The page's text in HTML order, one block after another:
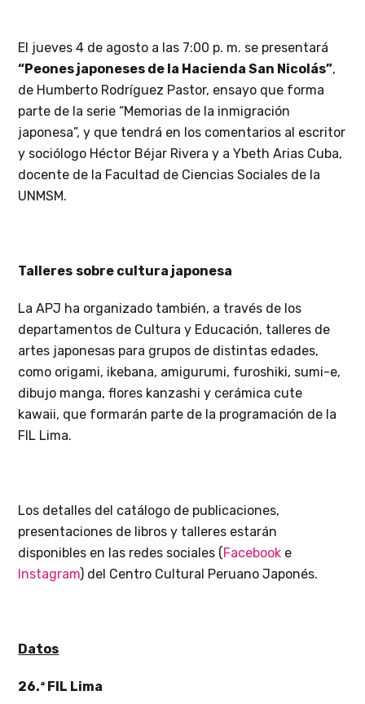
El jueves 4 de agosto a las 7:00 p. m. se presentará
“Peones japoneses de la Hacienda San Nicolás”,
de Humberto Rodríguez Pastor, ensayo que forma
parte de la serie “Memorias de la inmigración
japonesa”, y que tendrá en los comentarios al escritor
y sociólogo Héctor Béjar Rivera y a Ybeth Arias Cuba,
docente de la Facultad de Ciencias Sociales de la
UNMSM.
Talleres sobre cultura japonesa
La APJ ha organizado también, a través de los
departamentos de Cultura y Educación, talleres de
artes japonesas para grupos de distintas edades,
como origami, ikebana, amigurumi, furoshiki, sumi-e,
dibujo manga, flores kanzashi y cerámica cute
kawaii, que formarán parte de la programación de la
FIL Lima.
Los detalles del catálogo de publicaciones,
presentaciones de libros y talleres estarán
disponibles en las redes sociales (Facebook e
Instagram) del Centro Cultural Peruano Japonés.
Datos
26.ª FIL Lima